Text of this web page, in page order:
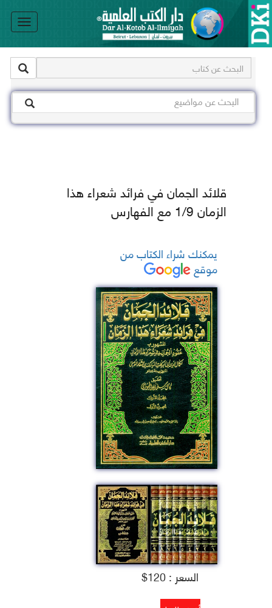
قلائد الجمان في فرائد شعراء هذا
الزمان 1/9 مع الفهارس
يمكنك شراء الكتاب من
موقع
السعر : 120$